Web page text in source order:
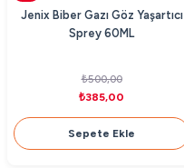
Jenix Biber Gazı Göz Yaşartıcı
Sprey 60ML
₺500,00
₺385,00
Sepete Ekle